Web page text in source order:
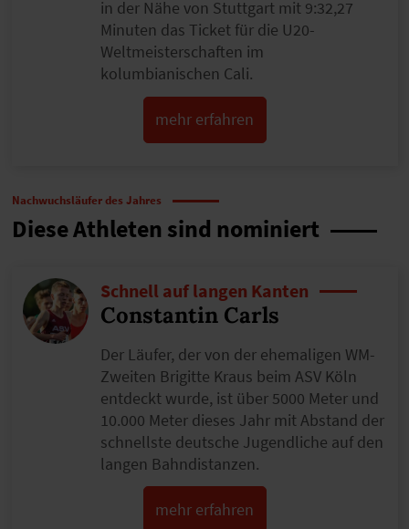
in der Nähe von Stuttgart mit 9:32,27
Minuten das Ticket für die U20-
Weltmeisterschaften im
kolumbianischen Cali.
mehr erfahren
Nachwuchsläufer des Jahres
Diese Athleten sind nominiert
Schnell auf langen Kanten
Constantin Carls
Der Läufer, der von der ehemaligen WM-
Zweiten Brigitte Kraus beim ASV Köln
entdeckt wurde, ist über 5000 Meter und
10.000 Meter dieses Jahr mit Abstand der
schnellste deutsche Jugendliche auf den
langen Bahndistanzen.
mehr erfahren